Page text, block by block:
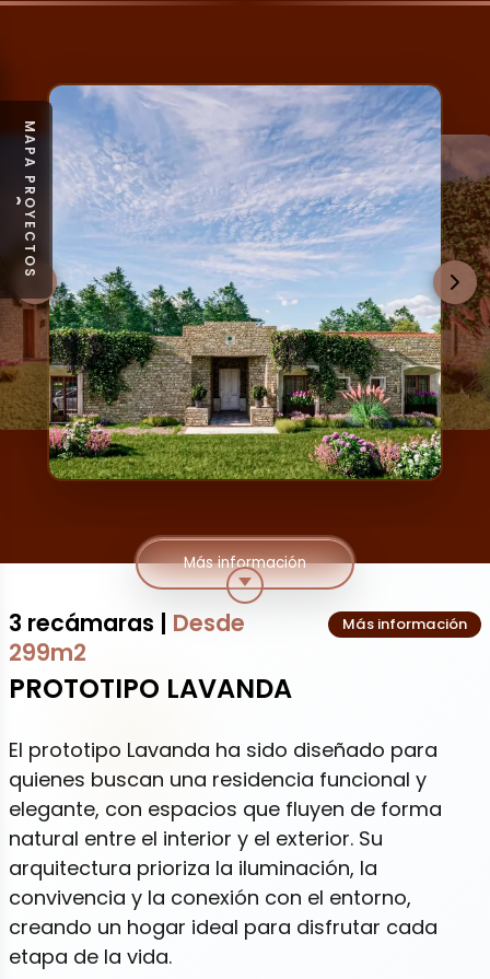
LST_SantaCatalina_CasaLavanda_06.webp
Más información
3 recámaras | Desde
299m2
PROTOTIPO LAVANDA
Más información
El prototipo Lavanda ha sido diseñado para
quienes buscan una residencia funcional y
elegante, con espacios que fluyen de forma
natural entre el interior y el exterior. Su
arquitectura prioriza la iluminación, la
convivencia y la conexión con el entorno,
creando un hogar ideal para disfrutar cada
etapa de la vida.
›MAPA PROYECTOS